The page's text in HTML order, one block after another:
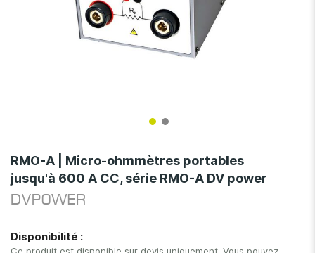
to
the
beginning
of
images
gallery
RMO-A | Micro-ohmmètres portables
jusqu'à 600 A CC, série RMO-A DV power
DVPOWER
Disponibilité :